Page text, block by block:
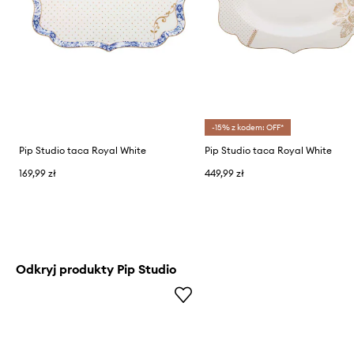
Pip Studio taca Royal White
169,99 zł
-15% z kodem: OFF*
Pip Studio taca Royal White
449,99 zł
Odkryj produkty Pip Studio